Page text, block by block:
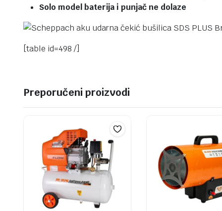
Solo model baterija i punjač ne dolaze
[table id=498 /]
Preporučeni proizvodi